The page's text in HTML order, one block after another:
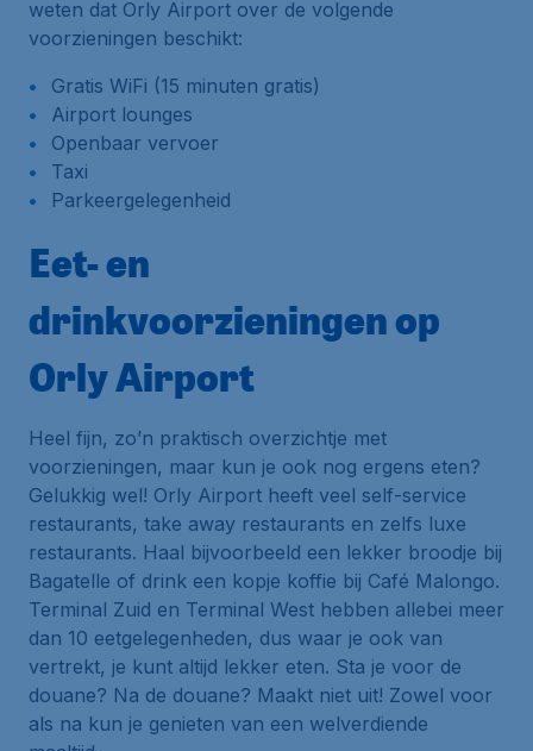
weten dat Orly Airport over de volgende
voorzieningen beschikt:
Gratis WiFi (15 minuten gratis)
Airport lounges
Openbaar vervoer
Taxi
Parkeergelegenheid
Eet- en
drinkvoorzieningen op
Orly Airport
Heel fijn, zo’n praktisch overzichtje met
voorzieningen, maar kun je ook nog ergens eten?
Gelukkig wel! Orly Airport heeft veel self-service
restaurants, take away restaurants en zelfs luxe
restaurants. Haal bijvoorbeeld een lekker broodje bij
Bagatelle of drink een kopje koffie bij Café Malongo.
Terminal Zuid en Terminal West hebben allebei meer
dan 10 eetgelegenheden, dus waar je ook van
vertrekt, je kunt altijd lekker eten. Sta je voor de
douane? Na de douane? Maakt niet uit! Zowel voor
als na kun je genieten van een welverdiende